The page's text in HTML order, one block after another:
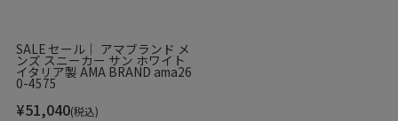
SALE セール｜ アマブランド メ
ンズ スニーカー サン ホワイト
イタリア製 AMA BRAND ama26
0-4575
¥51,040(税込)